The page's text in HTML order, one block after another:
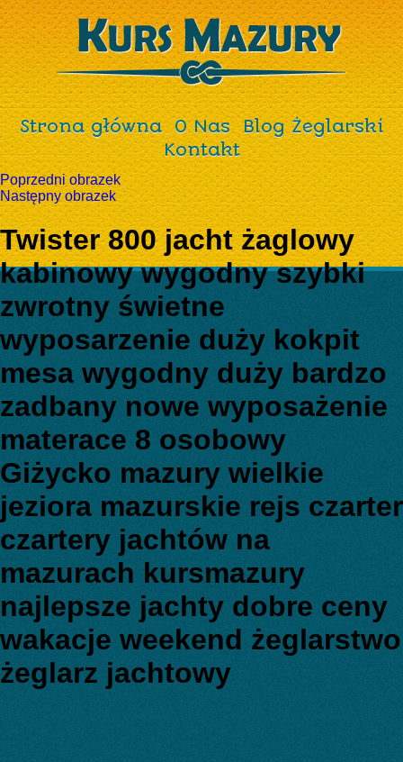
Strona główna O Nas
Blog Żeglarski
Kontakt
Poprzedni obrazek
Następny obrazek
Twister 800 jacht żaglowy
kabinowy wygodny szybki
zwrotny świetne
wyposarzenie duży kokpit
mesa wygodny duży bardzo
zadbany nowe wyposażenie
materace 8 osobowy
Giżycko mazury wielkie
jeziora mazurskie rejs czarter
czartery jachtów na
mazurach kursmazury
najlepsze jachty dobre ceny
wakacje weekend żeglarstwo
żeglarz jachtowy